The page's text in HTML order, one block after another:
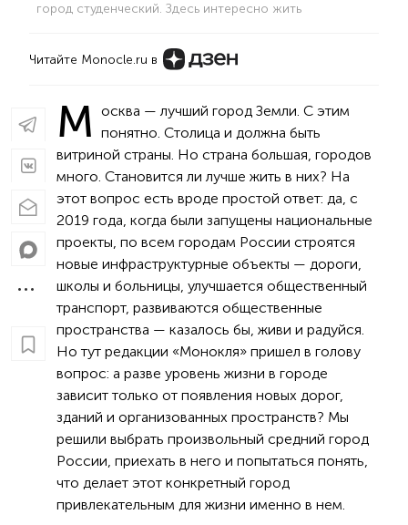
город студенческий. Здесь интересно жить
Читайте Monocle.ru в
М осква — лучший город Земли. С этим
понятно. Столица и должна быть
витриной страны. Но страна большая, городов
много. Становится ли лучше жить в них? На
этот вопрос есть вроде простой ответ: да, с
2019 года, когда были запущены национальные
проекты, по всем городам России строятся
новые инфраструктурные объекты — дороги,
школы и больницы, улучшается общественный
транспорт, развиваются общественные
пространства — казалось бы, живи и радуйся.
Но тут редакции «Монокля» пришел в голову
вопрос: а разве уровень жизни в городе
зависит только от появления новых дорог,
зданий и организованных пространств? Мы
решили выбрать произвольный средний город
России, приехать в него и попытаться понять,
что делает этот конкретный город
привлекательным для жизни именно в нем.